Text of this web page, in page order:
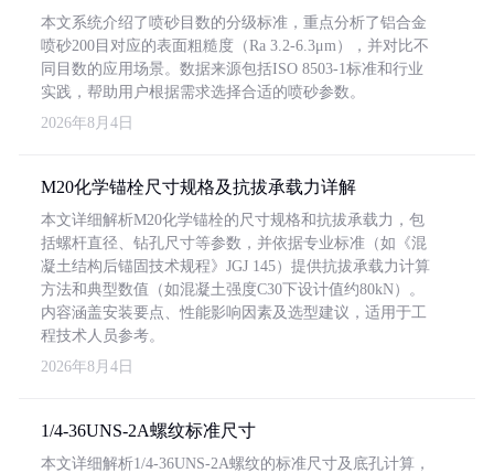
本文系统介绍了喷砂目数的分级标准，重点分析了铝合金
喷砂200目对应的表面粗糙度（Ra 3.2-6.3μm），并对比不
同目数的应用场景。数据来源包括ISO 8503-1标准和行业
实践，帮助用户根据需求选择合适的喷砂参数。
2026年8月4日
M20化学锚栓尺寸规格及抗拔承载力详解
本文详细解析M20化学锚栓的尺寸规格和抗拔承载力，包
括螺杆直径、钻孔尺寸等参数，并依据专业标准（如《混
凝土结构后锚固技术规程》JGJ 145）提供抗拔承载力计算
方法和典型数值（如混凝土强度C30下设计值约80kN）。
内容涵盖安装要点、性能影响因素及选型建议，适用于工
程技术人员参考。
2026年8月4日
1/4-36UNS-2A螺纹标准尺寸
本文详细解析1/4-36UNS-2A螺纹的标准尺寸及底孔计算，